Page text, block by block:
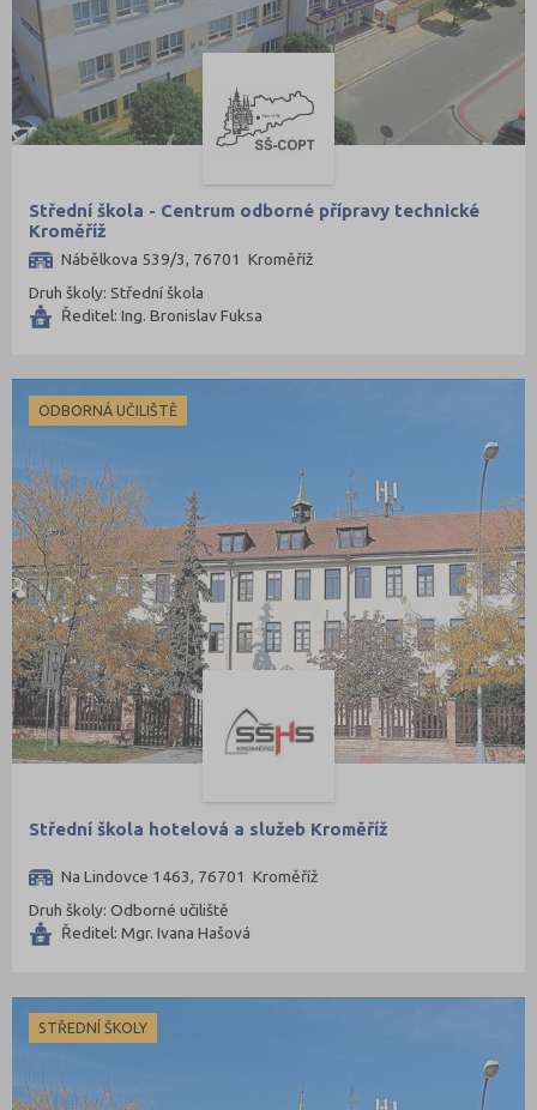
Střední škola - Centrum odborné přípravy technické
Kroměříž
Nábělkova 539/3, 76701 Kroměříž
Druh školy: Střední škola
Ředitel: Ing. Bronislav Fuksa
ODBORNÁ UČILIŠTĚ
Střední škola hotelová a služeb Kroměříž
Na Lindovce 1463, 76701 Kroměříž
Druh školy: Odborné učiliště
Ředitel: Mgr. Ivana Hašová
STŘEDNÍ ŠKOLY